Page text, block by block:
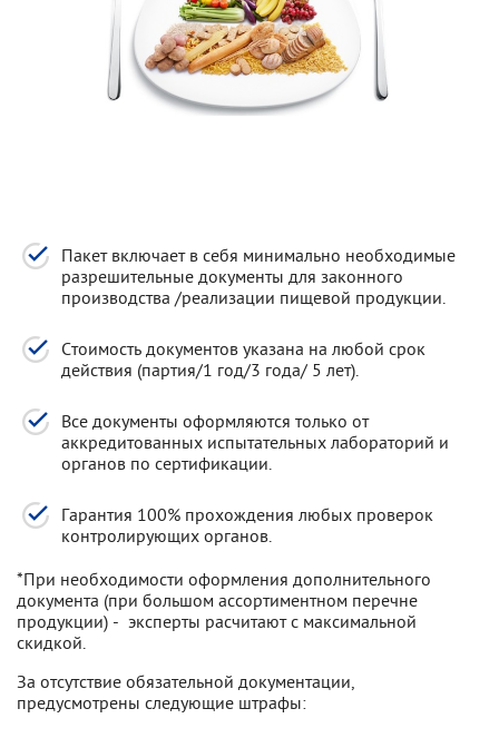
Пакет включает в себя минимально необходимые
разрешительные документы для законного
производства /реализации пищевой продукции.
Стоимость документов указана на любой срок
действия (партия/1 год/3 года/ 5 лет).
Все документы оформляются только от
аккредитованных испытательных лабораторий и
органов по сертификации.
Гарантия 100% прохождения любых проверок
контролирующих органов.
*При необходимости оформления дополнительного
документа (при большом ассортиментном перечне
продукции) - эксперты расчитают с максимальной
скидкой.
За отсутствие обязательной документации,
предусмотрены следующие штрафы: